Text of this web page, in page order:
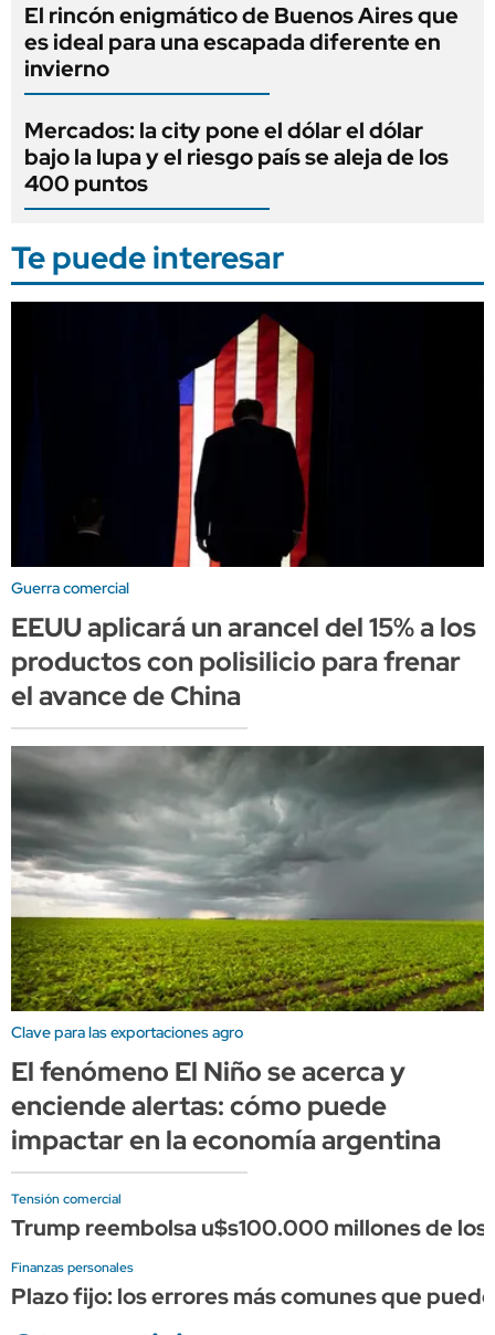
El rincón enigmático de Buenos Aires que
es ideal para una escapada diferente en
invierno
Mercados: la city pone el dólar el dólar
bajo la lupa y el riesgo país se aleja de los
400 puntos
Te puede interesar
Guerra comercial
EEUU aplicará un arancel del 15% a los
productos con polisilicio para frenar
el avance de China
Clave para las exportaciones agro
El fenómeno El Niño se acerca y
enciende alertas: cómo puede
impactar en la economía argentina
Tensión comercial
Trump reembolsa u$s100.000 millones de los
Finanzas personales
Plazo fijo: los errores más comunes que